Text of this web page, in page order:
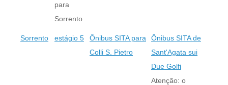
para
Sorrento
Sorrento estágio 5
Ônibus SITA para
Colli S. Pietro
Ônibus SITA de
Sant'Agata sui
Due Golfi
Atenção: o